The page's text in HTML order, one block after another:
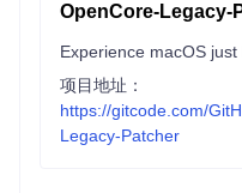
OpenCore-Legacy-
Experience macOS
项目地址：
https://gitcode.com/
Legacy-Patcher